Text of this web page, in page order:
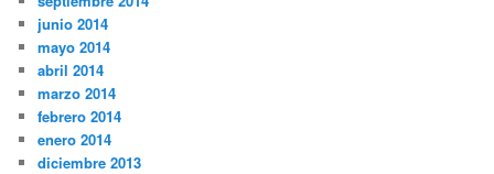
junio 2014
mayo 2014
abril 2014
marzo 2014
febrero 2014
enero 2014
diciembre 2013